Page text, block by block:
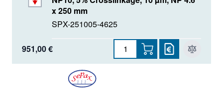
x 250 mm
SPX-251005-4625
951,00 €